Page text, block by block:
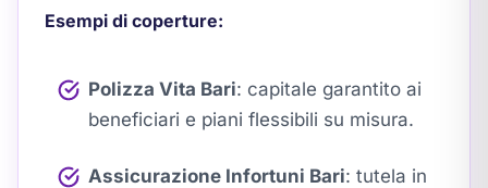
Esempi di coperture:
Polizza Vita Bari: capitale garantito ai
beneficiari e piani flessibili su misura.
Assicurazione Infortuni Bari: tutela in